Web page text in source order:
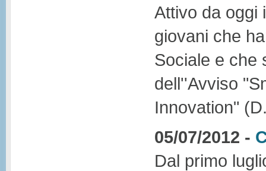
Attivo da oggi
giovani che
Sociale e che
dell''Avviso
Innovation"
05/07/2012 -
Dal primo